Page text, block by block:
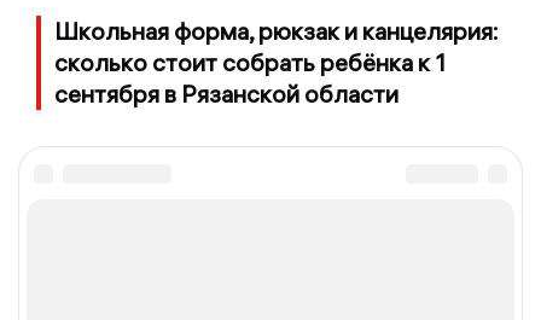
Школьная форма, рюкзак и канцелярия:
сколько стоит собрать ребёнка к 1
сентября в Рязанской области